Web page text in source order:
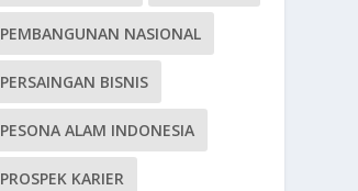
PEMBANGUNAN NASIONAL
PERSAINGAN BISNIS
PESONA ALAM INDONESIA
PROSPEK KARIER